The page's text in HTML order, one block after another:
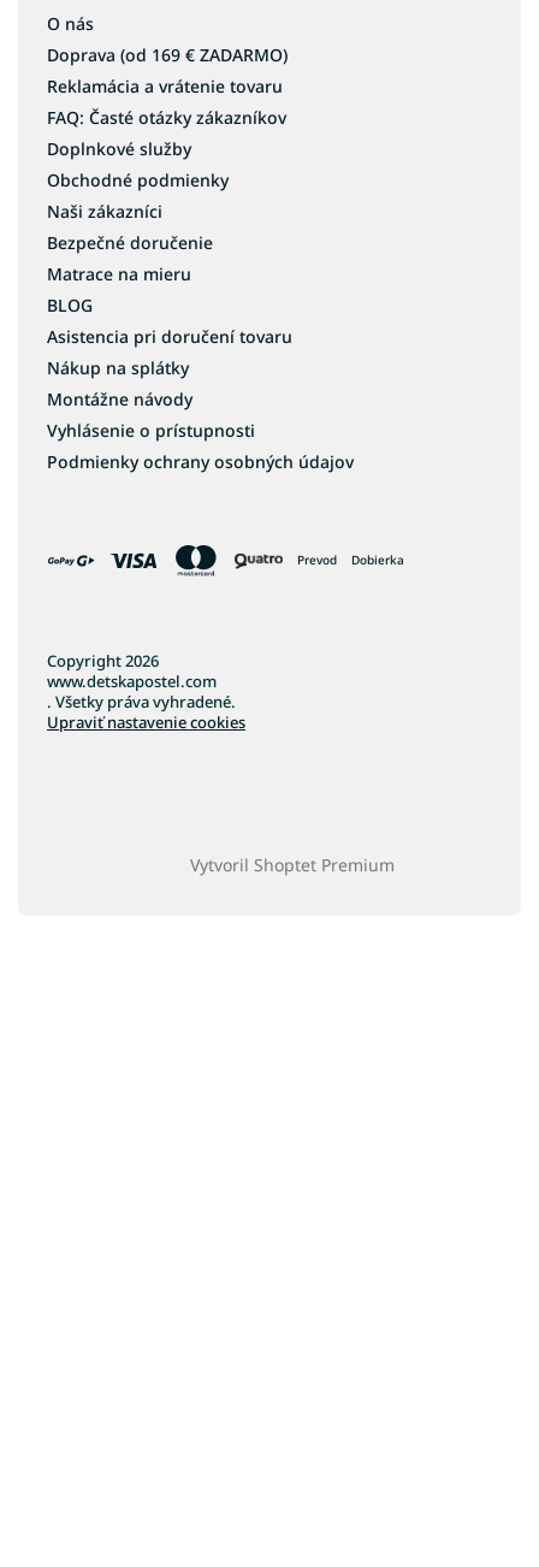
O nás
Doprava (od 169 € ZADARMO)
Reklamácia a vrátenie tovaru
FAQ: Časté otázky zákazníkov
Doplnkové služby
Obchodné podmienky
Naši zákazníci
Bezpečné doručenie
Matrace na mieru
BLOG
Asistencia pri doručení tovaru
Nákup na splátky
Montážne návody
Vyhlásenie o prístupnosti
Podmienky ochrany osobných údajov
Prevod Dobierka
Vytvoril Shoptet Premium
Copyright 2026
www.detskapostel.com
. Všetky práva vyhradené.
Upraviť nastavenie cookies